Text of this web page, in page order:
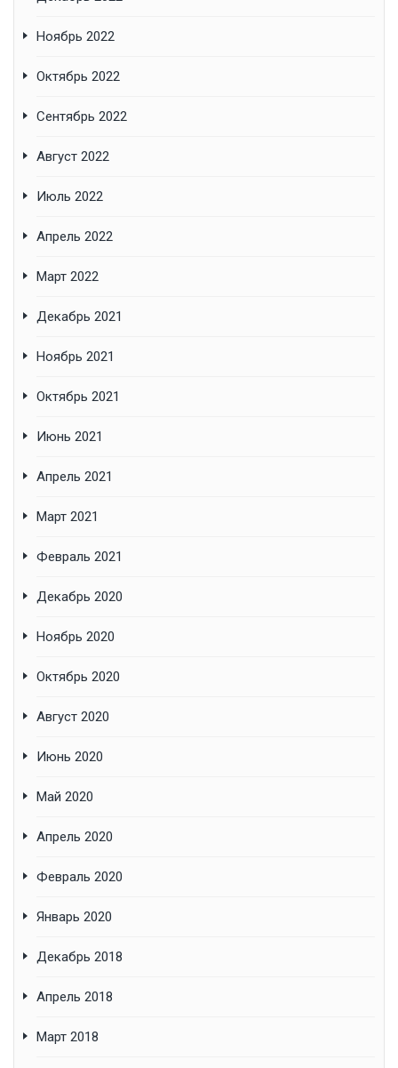
Ноябрь 2022
Октябрь 2022
Сентябрь 2022
Август 2022
Июль 2022
Апрель 2022
Март 2022
Декабрь 2021
Ноябрь 2021
Октябрь 2021
Июнь 2021
Апрель 2021
Март 2021
Февраль 2021
Декабрь 2020
Ноябрь 2020
Октябрь 2020
Август 2020
Июнь 2020
Май 2020
Апрель 2020
Февраль 2020
Январь 2020
Декабрь 2018
Апрель 2018
Март 2018